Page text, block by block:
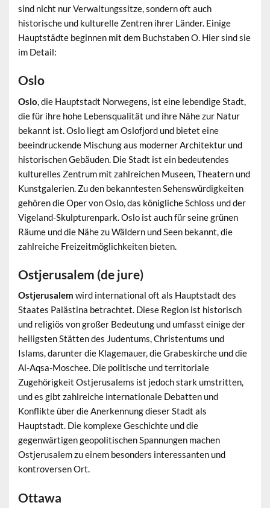
sind nicht nur Verwaltungssitze, sondern oft auch
historische und kulturelle Zentren ihrer Länder. Einige
Hauptstädte beginnen mit dem Buchstaben O. Hier sind sie
im Detail:
Oslo
Oslo , die Hauptstadt Norwegens, ist eine lebendige Stadt,
die für ihre hohe Lebensqualität und ihre Nähe zur Natur
bekannt ist. Oslo liegt am Oslofjord und bietet eine
beeindruckende Mischung aus moderner Architektur und
historischen Gebäuden. Die Stadt ist ein bedeutendes
kulturelles Zentrum mit zahlreichen Museen, Theatern und
Kunstgalerien. Zu den bekanntesten Sehenswürdigkeiten
gehören die Oper von Oslo, das königliche Schloss und der
Vigeland-Skulpturenpark. Oslo ist auch für seine grünen
Räume und die Nähe zu Wäldern und Seen bekannt, die
zahlreiche Freizeitmöglichkeiten bieten.
Ostjerusalem (de jure)
Ostjerusalem wird international oft als Hauptstadt des
Staates Palästina betrachtet. Diese Region ist historisch
und religiös von großer Bedeutung und umfasst einige der
heiligsten Stätten des Judentums, Christentums und
Islams, darunter die Klagemauer, die Grabeskirche und die
Al-Aqsa-Moschee. Die politische und territoriale
Zugehörigkeit Ostjerusalems ist jedoch stark umstritten,
und es gibt zahlreiche internationale Debatten und
Konflikte über die Anerkennung dieser Stadt als
Hauptstadt. Die komplexe Geschichte und die
gegenwärtigen geopolitischen Spannungen machen
Ostjerusalem zu einem besonders interessanten und
kontroversen Ort.
Ottawa